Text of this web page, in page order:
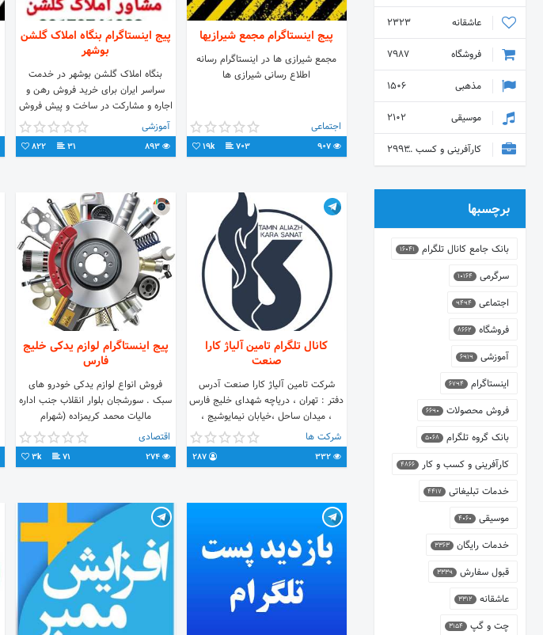
پیج اینستاگرام مجمع شیرازیها
مجمع شیرازی ها در اینستاگرام رسانه
اطلاع رسانی شیرازی ها
اجتماعی
907
703
19k
پیج اینستاگرام بنگاه املاک گلشن
بوشهر
بنگاه املاک گلشن بوشهر در خدمت
سراسر ایران برای خرید فروش رهن و
اجاره و مشارکت در ساخت و پیش فروش
های بسیار عالی
آموزشی
893
31
822
کانال تلگرام تامین آلیاژ کارا
صنعت
شرکت تامین آلیاژ کارا صنعت آدرس
دفتر : تهران ، دریاچه شهدای خلیج فارس
، میدان ساحل ،خیابان نیمایوشیج ،
ساختمان اداری تجاری آکاداسنتر، طبقه ۴
، واحد ۲۰۱ شماره تماس جهت همکاری:
02147004352
شرکت ها
332
287
پیج اینستاگرام لوازم یدکی خلیج
فارس
فروش انواع لوازم یدکی خودرو های
سبک . سورشجان بلوار انقلاب جنب اداره
مالیات محمد کریمزاده (شهرام
اقتصادی
274
71
3k
عاشقانه
2323
فروشگاه
7987
مذهبی
1506
موسیقی
2102
کارآفرینی و کسب و کار 2993
برچسبها
بانک جامع کانال تلگرام 16041
سرگرمی 10164
اجتماعی 9494
فروشگاه 8662
آموزشی 6919
اینستاگرام 6794
فروش محصولات 6690
بانک گروه تلگرام 5068
کارآفرینی و کسب و کار 4866
خدمات تبلیغاتی 4417
موسیقی 4060
خدمات رایگان 3363
قبول سفارش 3339
عاشقانه 3312
چت و گپ 3154